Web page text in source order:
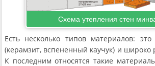
Схема утепления стен
Есть несколько типов материалов: это
(керамзит, вспененный каучук) и широко
К последним относятся такие